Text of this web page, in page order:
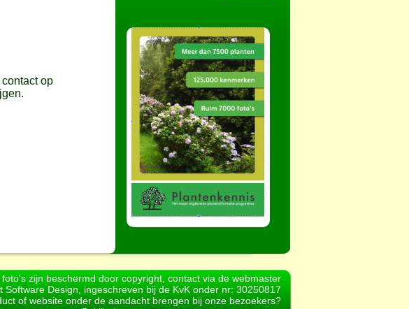
op
zijn beschermd door copyright, contact via de webmaster
Software Design, ingeschreven bij de KvK onder nr: 30250817
of website onder de aandacht brengen bij onze bezoekers?